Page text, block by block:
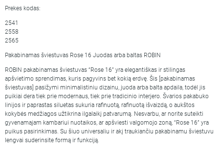
Prekes kodas:
2541
2558
2565
Pakabinamas šviestuvas Rose 16 Juodas arba baltas ROBIN
ROBIN pakabinamas šviestuvas “Rose 16” yra elegantiškas ir stilingas
apšvietimo sprendimas, kuris pagyvins bet kokią erdvę. Šis [pakabinamas
šviestuvas] pasižymi minimalistiniu dizainu, juoda arba balta apdaila, todėl jis
puikiai dera tiek prie modernaus, tiek prie tradicinio interjero. Švarios pakabuko
linijos ir paprastas siluetas sukuria rafinuotą, rafinuotą išvaizdą, o aukštos
kokybės medžiagos užtikrina ilgalaikį patvarumą. Nesvarbu, ar norite suteikti
gyvenamajam kambariui nuotaikos, ar apšviesti valgomojo zoną, “Rose 16” yra
puikus pasirinkimas. Su šiuo universaliu ir akį traukiančiu pakabinamu šviestuvu
lengvai suderinsite formą ir funkciją.